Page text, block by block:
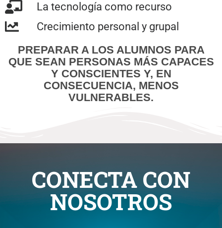
La tecnología como recurso
Crecimiento personal y grupal
PREPARAR A LOS ALUMNOS PARA
QUE SEAN PERSONAS MÁS CAPACES
Y CONSCIENTES Y, EN
CONSECUENCIA, MENOS
VULNERABLES.
CONECTA CON
NOSOTROS